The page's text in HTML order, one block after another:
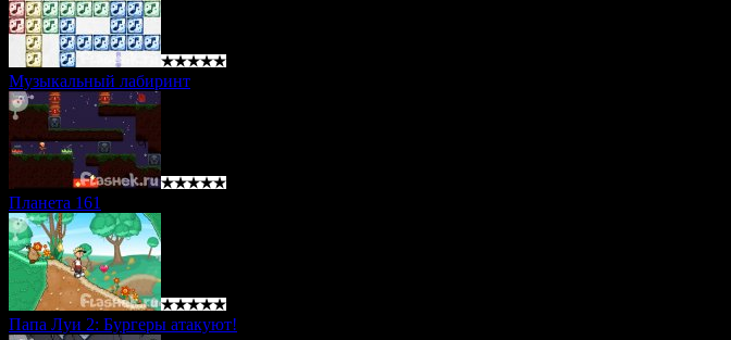
Музыкальный лабиринт
Планета 161
Папа Луи 2: Бургеры атакуют!